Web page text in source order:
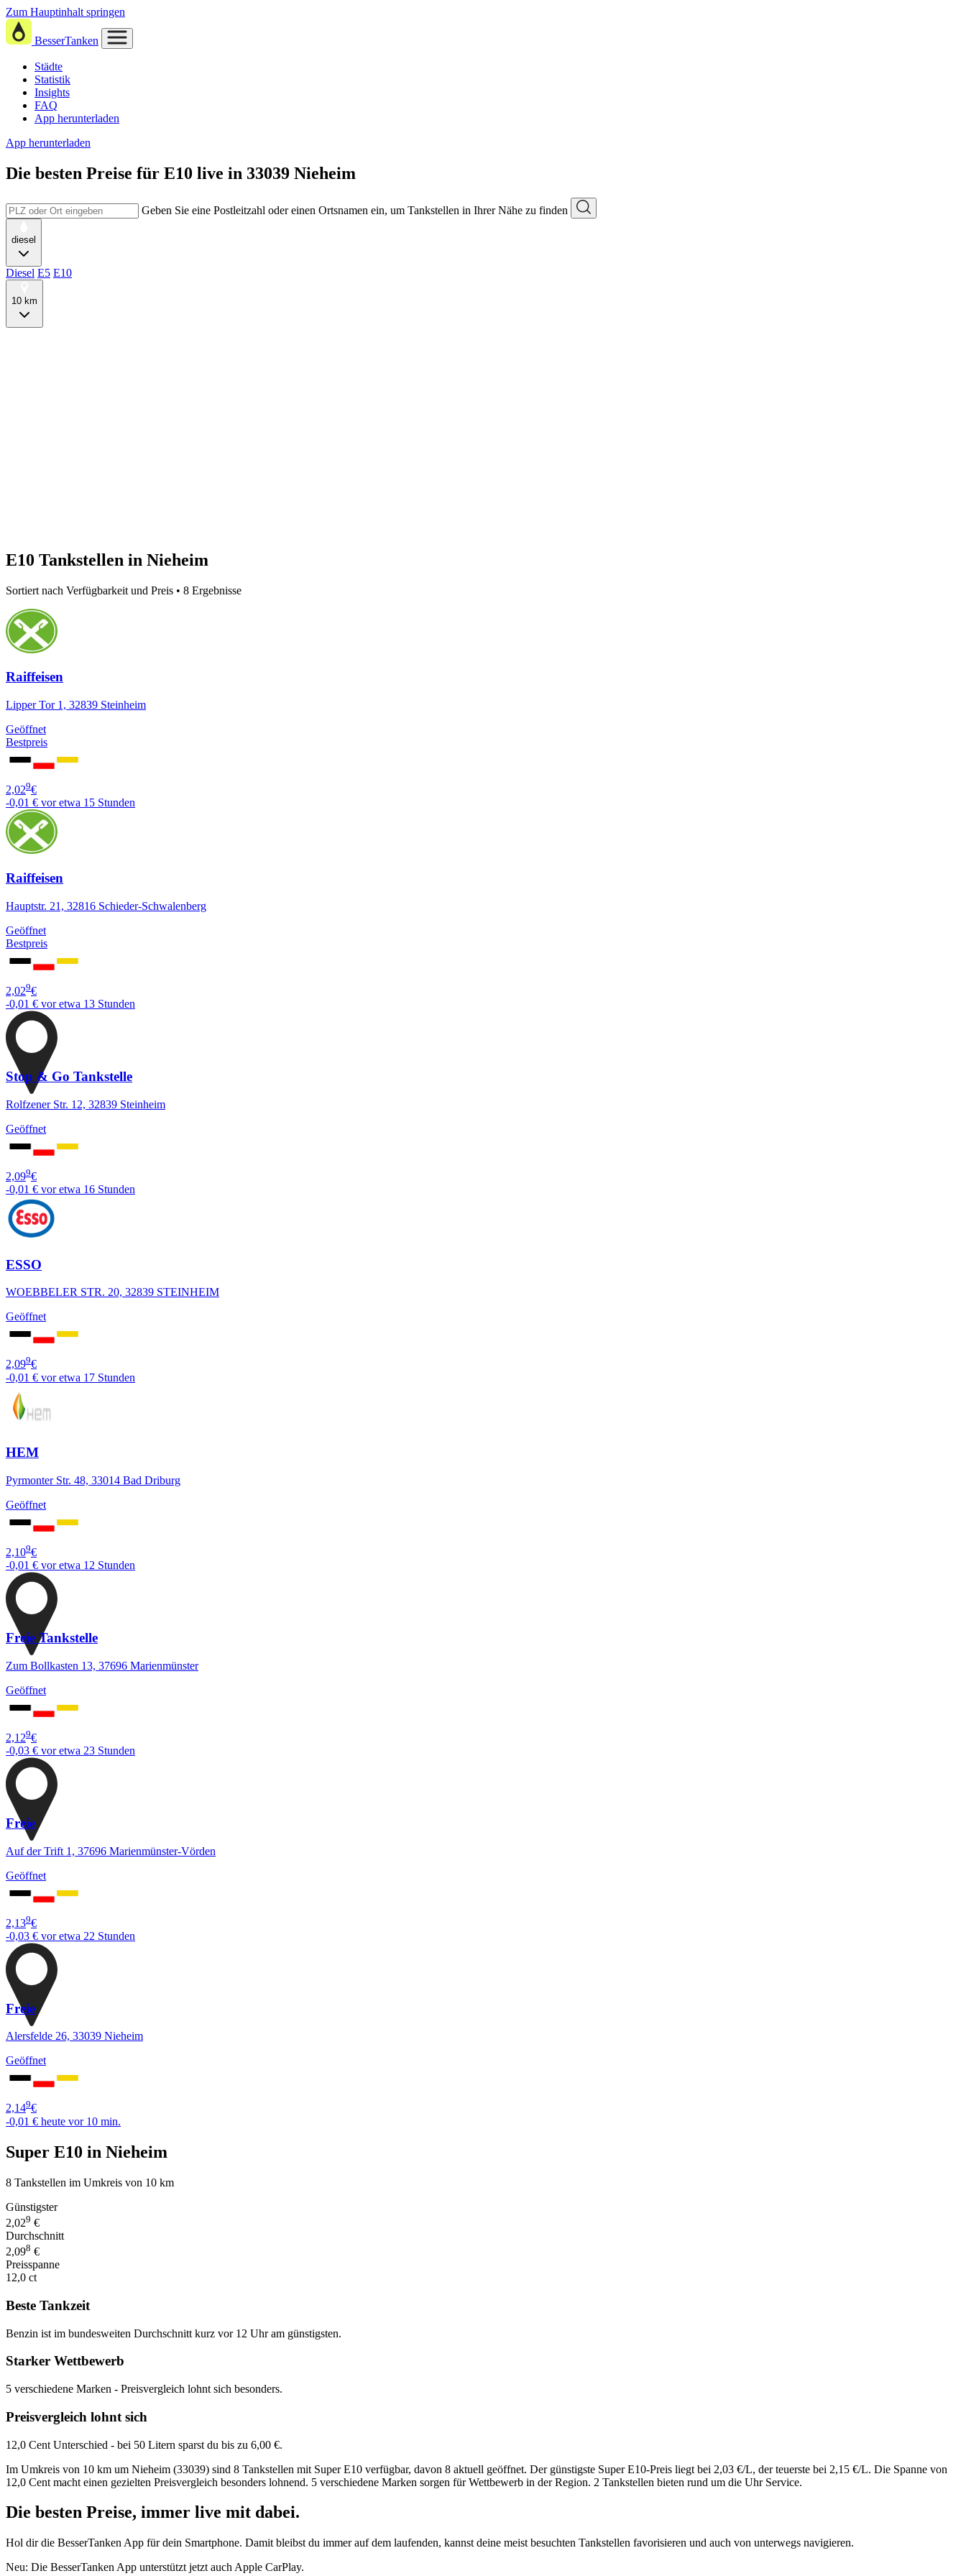
Zum Hauptinhalt springen
BesserTanken
Städte
Statistik
Insights
FAQ
App herunterladen
App herunterladen
Die besten Preise für E10 live in 33039 Nieheim
Geben Sie eine Postleitzahl oder einen Ortsnamen ein, um Tankstellen in Ihrer Nähe zu finden
diesel
Diesel E5 E10
10 km
E10 Tankstellen in Nieheim
Sortiert nach Verfügbarkeit und Preis • 8 Ergebnisse
Raiffeisen
Lipper Tor 1, 32839 Steinheim
Geöffnet
Bestpreis
2,029€
-0,01 € vor etwa 15 Stunden
Raiffeisen
Hauptstr. 21, 32816 Schieder-Schwalenberg
Geöffnet
Bestpreis
2,029€
-0,01 € vor etwa 13 Stunden
Stop & Go Tankstelle
Rolfzener Str. 12, 32839 Steinheim
Geöffnet
2,099€
-0,01 € vor etwa 16 Stunden
ESSO
WOEBBELER STR. 20, 32839 STEINHEIM
Geöffnet
2,099€
-0,01 € vor etwa 17 Stunden
HEM
Pyrmonter Str. 48, 33014 Bad Driburg
Geöffnet
2,109€
-0,01 € vor etwa 12 Stunden
Freie Tankstelle
Zum Bollkasten 13, 37696 Marienmünster
Geöffnet
2,129€
-0,03 € vor etwa 23 Stunden
Freie
Auf der Trift 1, 37696 Marienmünster-Vörden
Geöffnet
2,139€
-0,03 € vor etwa 22 Stunden
Freie
Alersfelde 26, 33039 Nieheim
Geöffnet
2,149€
-0,01 € heute vor 10 min.
Super E10 in Nieheim
8 Tankstellen im Umkreis von 10 km
Günstigster
2,029 €
Durchschnitt
2,098 €
Preisspanne
12,0 ct
Beste Tankzeit
Benzin ist im bundesweiten Durchschnitt kurz vor 12 Uhr am günstigsten.
Starker Wettbewerb
5 verschiedene Marken - Preisvergleich lohnt sich besonders.
Preisvergleich lohnt sich
12,0 Cent Unterschied - bei 50 Litern sparst du bis zu 6,00 €.
Im Umkreis von 10 km um Nieheim (33039) sind 8 Tankstellen mit Super E10 verfügbar, davon 8 aktuell geöffnet. Der günstigste Super E10-Preis liegt bei 2,03 €/L, der teuerste bei 2,15 €/L. Die Spanne von
12,0 Cent macht einen gezielten Preisvergleich besonders lohnend. 5 verschiedene Marken sorgen für Wettbewerb in der Region. 2 Tankstellen bieten rund um die Uhr Service.
Die besten Preise, immer live mit dabei.
Hol dir die BesserTanken App für dein Smartphone. Damit bleibst du immer auf dem laufenden, kannst deine meist besuchten Tankstellen favorisieren und auch von unterwegs navigieren.
Neu: Die BesserTanken App unterstützt jetzt auch Apple CarPlay.